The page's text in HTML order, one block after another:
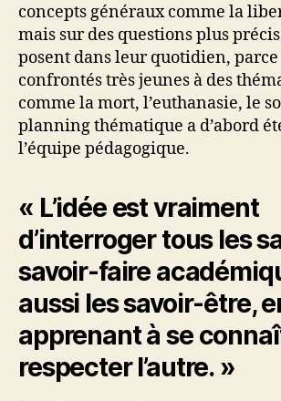
concepts généraux comme la
mais sur des questions plus
posent dans leur quotidien, parce
confrontés très jeunes à des
comme la mort, l’euthanasie, le
planning thématique a d’abord
l’équipe pédagogique.
« L’idée est vraiment
d’interroger tous les
savoir-faire
aussi les savoir-être,
apprenant à se
respecter l’autre. »